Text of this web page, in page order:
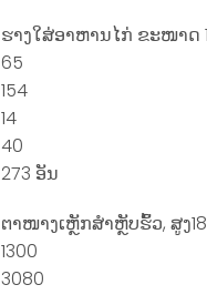
ຮາງໃສ່ອາຫານໄກ່ ຂະໜາດ
65
154
14
40
273 ອັນ
ຕາໜາງເຫຼັກສໍາຫຼັບຮົ້ວ, ສູງ
1300
3080